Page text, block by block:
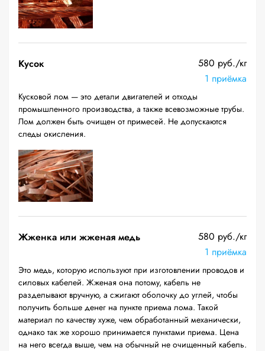
Кусок
580 руб./кг
1 приёмка
Кусковой лом — это детали двигателей и отходы
промышленного производства, а также всевозможные трубы.
Лом должен быть очищен от примесей. Не допускаются
следы окисления.
Жженка или жженая медь
580 руб./кг
1 приёмка
Это медь, которую используют при изготовлении проводов и
силовых кабелей. Жженая она потому, кабель не
разделывают вручную, а сжигают оболочку до углей, чтобы
получить больше денег на пункте приема лома. Такой
материал по качеству хуже, чем обработанный механически,
однако так же хорошо принимается пунктами приема. Цена
на него всегда выше, чем на обычный не очищенный кабель.